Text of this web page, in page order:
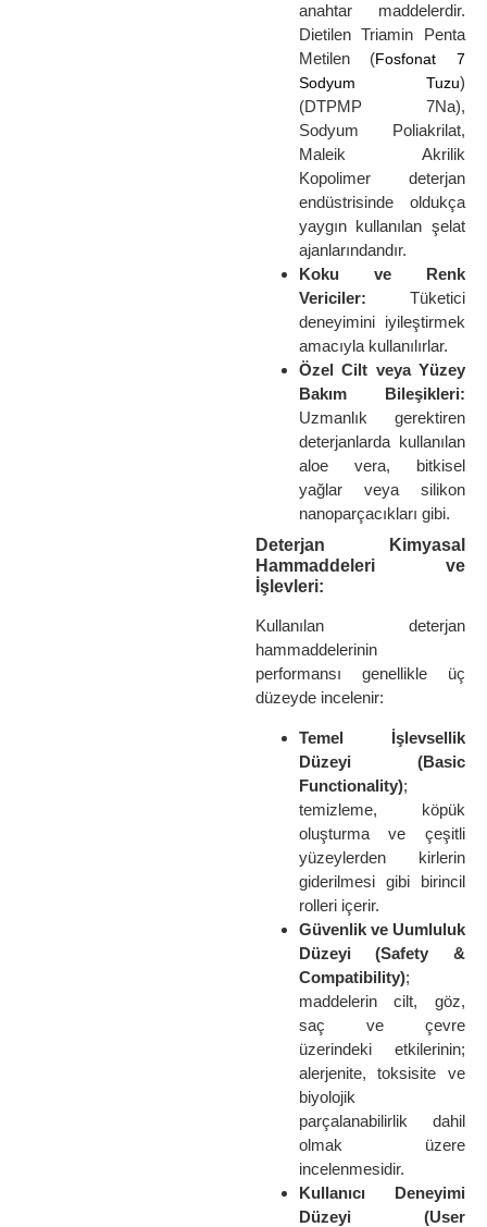
anahtar maddelerdir.
Dietilen Triamin Penta
Metilen (Fosfonat 7
Sodyum Tuzu)
(DTPMP 7Na),
Sodyum Poliakrilat,
Maleik Akrilik
Kopolimer deterjan
endüstrisinde oldukça
yaygın kullanılan şelat
ajanlarındandır.
Koku ve Renk
Vericiler: Tüketici
deneyimini iyileştirmek
amacıyla kullanılırlar.
Özel Cilt veya Yüzey
Bakım Bileşikleri:
Uzmanlık gerektiren
deterjanlarda kullanılan
aloe vera, bitkisel
yağlar veya silikon
nanoparçacıkları gibi.
Deterjan Kimyasal
Hammaddeleri ve
İşlevleri:
Kullanılan deterjan
hammaddelerinin
performansı genellikle üç
düzeyde incelenir:
Temel İşlevsellik
Düzeyi (Basic
Functionality);
temizleme, köpük
oluşturma ve çeşitli
yüzeylerden kirlerin
giderilmesi gibi birincil
rolleri içerir.
Güvenlik ve Uumluluk
Düzeyi (Safety &
Compatibility);
maddelerin cilt, göz,
saç ve çevre
üzerindeki etkilerinin;
alerjenite, toksisite ve
biyolojik
parçalanabilirlik dahil
olmak üzere
incelenmesidir.
Kullanıcı Deneyimi
Düzeyi (User